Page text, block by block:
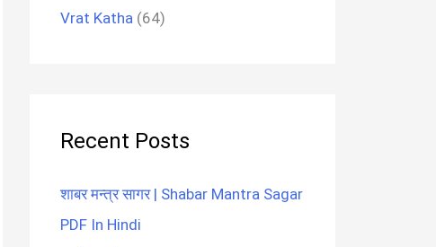
Vrat Katha (64)
Recent Posts
शाबर मन्त्र सागर | Shabar Mantra Sagar
PDF In Hindi